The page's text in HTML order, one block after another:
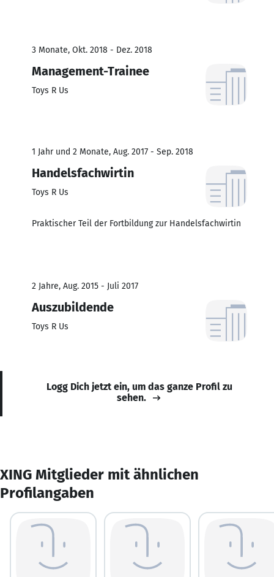
3 Monate, Okt. 2018 - Dez. 2018
Management-Trainee
Toys R Us
1 Jahr und 2 Monate, Aug. 2017 - Sep. 2018
Handelsfachwirtin
Toys R Us
Praktischer Teil der Fortbildung zur Handelsfachwirtin
2 Jahre, Aug. 2015 - Juli 2017
Auszubildende
Toys R Us
Logg Dich jetzt ein, um das ganze Profil zu
sehen.
XING Mitglieder mit ähnlichen
Profilangaben